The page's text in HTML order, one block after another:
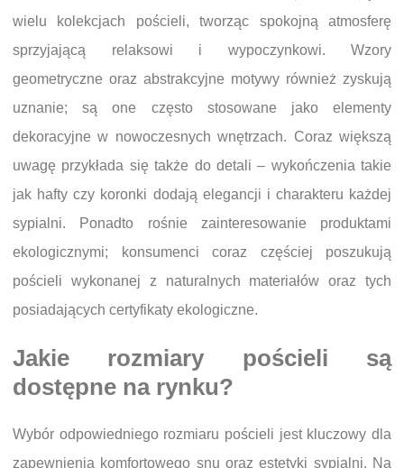
wielu kolekcjach pościeli, tworząc spokojną atmosferę
sprzyjającą relaksowi i wypoczynkowi. Wzory
geometryczne oraz abstrakcyjne motywy również zyskują
uznanie; są one często stosowane jako elementy
dekoracyjne w nowoczesnych wnętrzach. Coraz większą
uwagę przykłada się także do detali – wykończenia takie
jak hafty czy koronki dodają elegancji i charakteru każdej
sypialni. Ponadto rośnie zainteresowanie produktami
ekologicznymi; konsumenci coraz częściej poszukują
pościeli wykonanej z naturalnych materiałów oraz tych
posiadających certyfikaty ekologiczne.
Jakie rozmiary pościeli są
dostępne na rynku?
Wybór odpowiedniego rozmiaru pościeli jest kluczowy dla
zapewnienia komfortowego snu oraz estetyki sypialni. Na